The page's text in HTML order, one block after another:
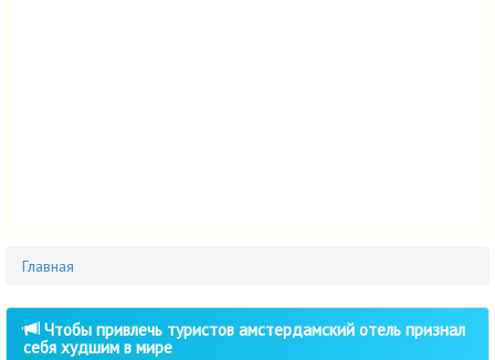
Главная
Чтобы привлечь туристов амстердамский отель признал
себя худшим в мире